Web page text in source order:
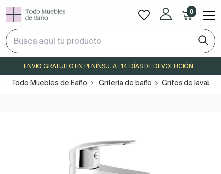
0
ENVÍO GRATUITO EN PENÍNSULA · 14 DÍAS DE DEVOLUCIÓN
Todo Muebles de Baño Grifería de baño Grifos de lavabo